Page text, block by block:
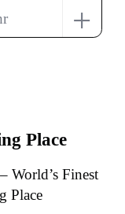
+
Place
World’s Finest
Place